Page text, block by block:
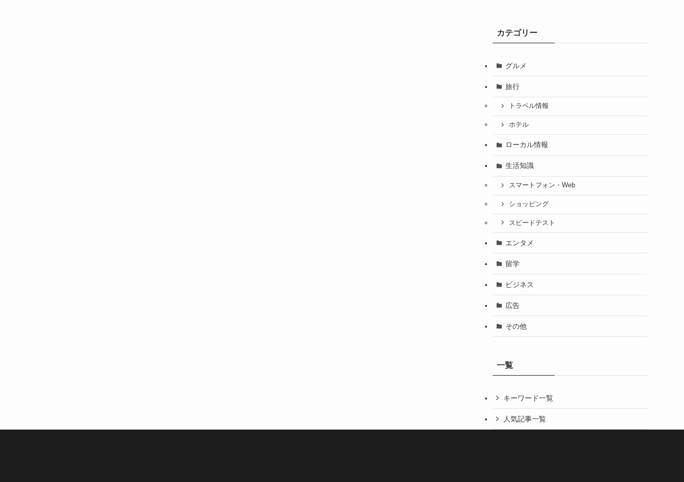
カテゴリー
グルメ
旅行
トラベル情報
ホテル
ローカル情報
生活知識
スマートフォン・Web
ショッピング
スピードテスト
エンタメ
留学
ビジネス
広告
その他
一覧
キーワード一覧
人気記事一覧